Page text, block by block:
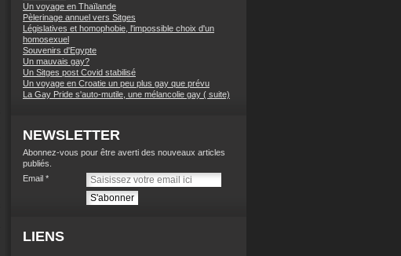
Un voyage en Thaïlande
Pèlerinage annuel vers Sitges
Législatives et homophobie, l'impossible choix d'un
homosexuel
Souvenirs d'Egypte
Un mauvais gay?
Un Sitges post Covid stabilisé
Un voyage en Croatie un peu plus gay que prévu
La Gay Pride s'auto-mutile, une mélancolie gay ( suite)
NEWSLETTER
Abonnez-vous pour être averti des nouveaux articles
publiés.
Email
LIENS